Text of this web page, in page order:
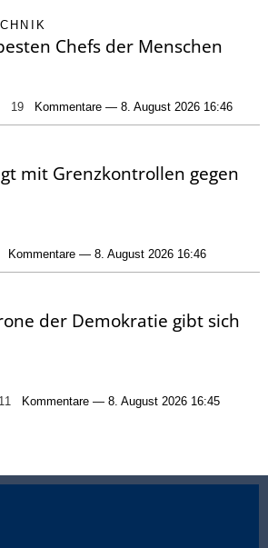
Chefs der Menschen
19 Kommentare — 8. August 2026 16:46
mit Grenzkontrollen gegen
Kommentare — 8. August 2026 16:46
der Demokratie gibt sich
11 Kommentare — 8. August 2026 16:45